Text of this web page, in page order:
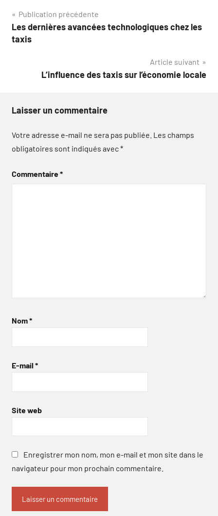
Navigation
de
Publication précédente
Les dernières avancées technologiques chez les
taxis
Article suivant
L’influence des taxis sur l’économie locale
Laisser un commentaire
Votre adresse e-mail ne sera pas publiée. Les champs
obligatoires sont indiqués avec*
Commentaire*
Nom*
E-mail *
Site web
Enregistrer mon nom, mon e-mail et mon site dans le
navigateur pour mon prochain commentaire.